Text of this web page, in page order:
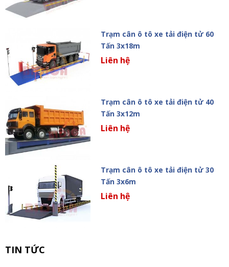
Trạm cân ô tô xe tải điện tử 60
Tấn 3x18m
Liên hệ
Trạm cân ô tô xe tải điện tử 40
Tấn 3x12m
Liên hệ
Trạm cân ô tô xe tải điện tử 30
Tấn 3x6m
Liên hệ
TIN TỨC